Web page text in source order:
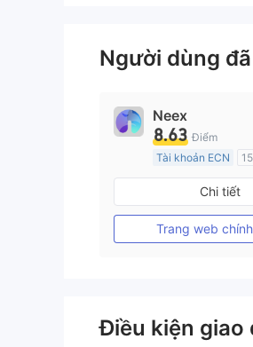
Người dùng
Neex
8.63 Điểm
Tài khoản ECN
Đăng ký tại Nước
MT4 Chính thức
Chi tiết
Trang web
Điều kiện giao